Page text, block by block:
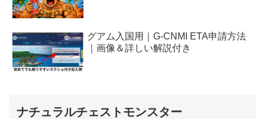
グアム入国用｜G-CNMI ETA申請方法
｜画像＆詳しい解説付き
ナチュラルチェストモンスター